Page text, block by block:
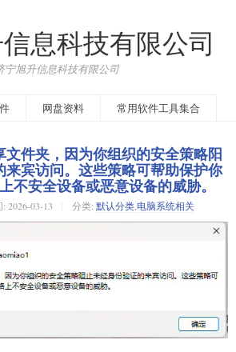
息科技有限公司
宁旭升信息科技有限公司
网盘资料 常用软件工具集合
件夹，因为你组织的安全策略阳
来宾访问。这些策略可帮助保护你
不安全设备或恶意设备的威胁。
: 2026-03-13 分类: 默认分类, 电脑系统相关